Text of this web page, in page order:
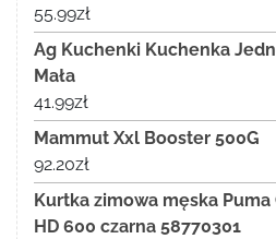
55.99zł
Ag Kuchenki Kuchenka
Mała
41.99zł
Mammut Xxl Booster 500G
92.20zł
Kurtka zimowa męska
HD 600 czarna 58770301